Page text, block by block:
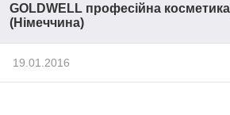
GOLDWELL професійна
(Німеччина)
19.01.2016